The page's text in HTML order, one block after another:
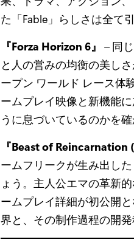
た「Fable」らしさは全て
『Forza Horizon 6』
– 同
と人の営みの均衡の美し
ープン ワールド レース体
ームプレイ映像と新機能
うに息づいているのかを確
『Beast of Reincarnation
ームフリークが生み出し
ょう。主人公エマの革新
ームプレイ詳細が初公開
界と、その制作過程の開発